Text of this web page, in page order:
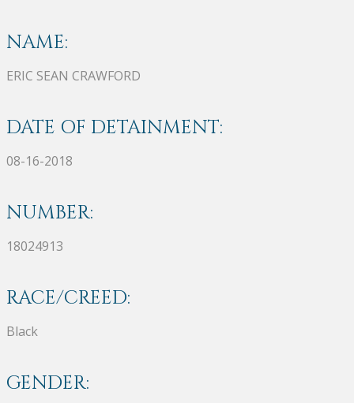
NAME:
ERIC SEAN CRAWFORD
DATE OF DETAINMENT:
08-16-2018
NUMBER:
18024913
RACE/CREED:
Black
GENDER: